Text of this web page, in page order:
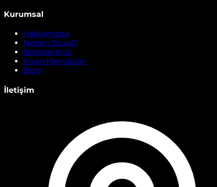
Kurumsal
Hakkımızda
Neden Duşal?
Belgelerimiz
İnsan Kaynakları
Blog
İletişim